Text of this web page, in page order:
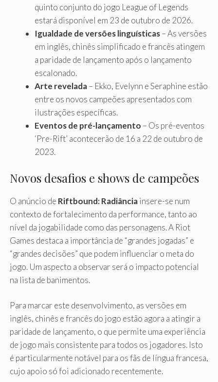
quinto conjunto do jogo League of Legends
estará disponível em 23 de outubro de 2026.
Igualdade de versões linguísticas– As versões
em inglês, chinês simplificado e francês atingem
a paridade de lançamento após o lançamento
escalonado.
Arte revelada– Ekko, Evelynn e Seraphine estão
entre os novos campeões apresentados com
ilustrações específicas.
Eventos de pré-lançamento – Os pré-eventos
‘Pre-Rift’ acontecerão de 16 a 22 de outubro de
2023.
Novos desafios e shows de campeões
O anúncio de Riftbound: Radiânciainsere-se num
contexto de fortalecimento da performance, tanto ao
nível da jogabilidade como das personagens. A Riot
Games destaca a importância de “grandes jogadas” e
“grandes decisões” que podem influenciar o meta do
jogo. Um aspecto a observar será o impacto potencial
na lista de banimentos.
Para marcar este desenvolvimento, as versões em
inglês, chinês e francês do jogo estão agora a atingir a
paridade de lançamento, o que permite uma experiência
de jogo mais consistente para todos os jogadores. Isto
é particularmente notável para os fãs de língua francesa,
cujo apoio só foi adicionado recentemente.